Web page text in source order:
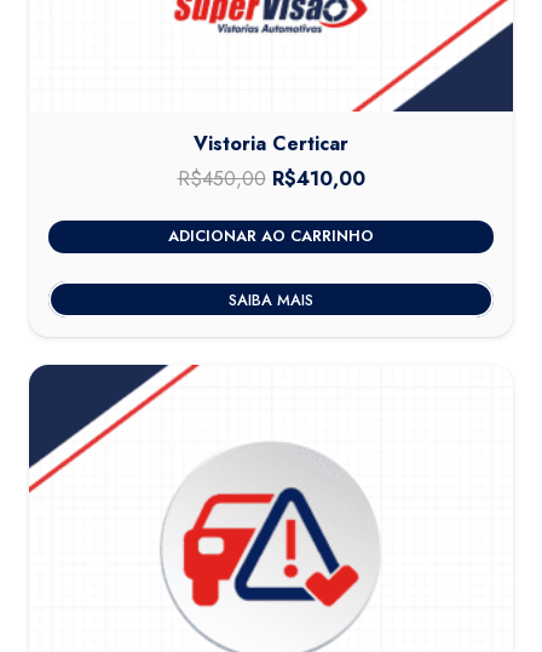
Vistoria Certicar
R$450,00 O
original
era:
R$450,00.
R$410,00O
atual
é:
R$410,00.
ADICIONAR AO CARRINHO
SAIBA MAIS